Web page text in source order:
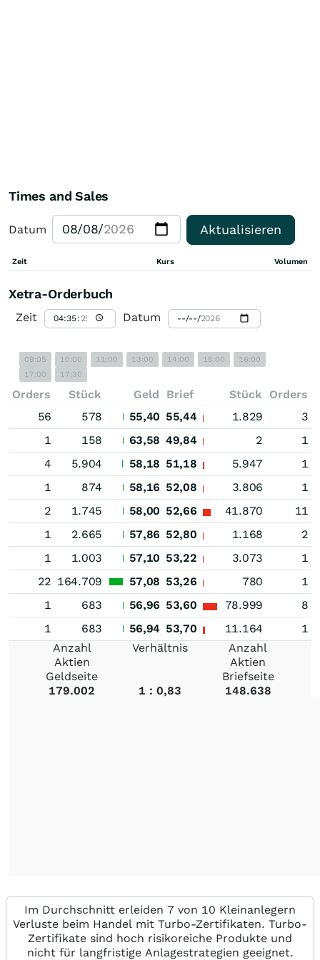
Times and Sales
Datum Aktualisieren
Zeit Kurs Volumen
Xetra-Orderbuch
Zeit Datum
09:05 10:00 11:00 13:00 14:00 15:00
16:00
17:00
17:30
Orders Stück Geld Brief Stück
Orders
56
578 55,40 55,44 1.829
3
1
158 63,58 49,84 2
1
4
5.904 58,18 51,18 5.947
1
1
874 58,16 52,08 3.806
1
2
1.745 58,00 52,66 41.870
11
1
2.665 57,86 52,80 1.168
2
1
1.003 57,10 53,22 3.073
1
22 164.709 57,08 53,26 780
1
1
683 56,96 53,60 78.999
8
1
683 56,94 53,70 11.164
1
Anzahl
Aktien
Geldseite
Verhältnis
Anzahl
Aktien
Briefseite
179.002
1 : 0,83 148.638
Im Durchschnitt erleiden 7 von 10 Kleinanlegern
Verluste beim Handel mit Turbo-Zertifikaten. Turbo-
Zertifikate sind hoch risikoreiche Produkte und
nicht für langfristige Anlagestrategien geeignet.